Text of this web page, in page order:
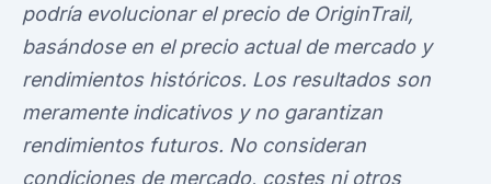
podría evolucionar el precio de OriginTrail,
basándose en el precio actual de mercado y
rendimientos históricos. Los resultados son
meramente indicativos y no garantizan
rendimientos futuros. No consideran
condiciones de mercado, costes ni otros